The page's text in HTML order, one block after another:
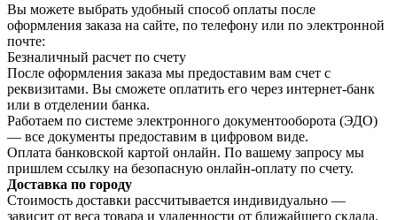
Вы можете выбрать удобный способ оплаты после
оформления заказа на сайте, по телефону или по электронной
почте:
Безналичный расчет по счету
После оформления заказа мы предоставим вам счет с
реквизитами. Вы сможете оплатить его через интернет-банк
или в отделении банка.
Работаем по системе электронного документооборота (ЭДО)
— все документы предоставим в цифровом виде.
Оплата банковской картой онлайн. По вашему запросу мы
пришлем ссылку на безопасную онлайн-оплату по счету.
Доставка по городу
Стоимость доставки рассчитывается индивидуально —
зависит от веса товара и удаленности от ближайшего склада.